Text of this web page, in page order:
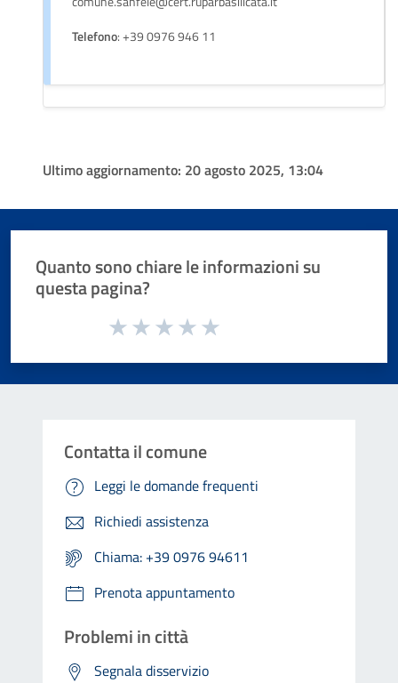
Telefono: +39 0976 946 11
Ultimo aggiornamento: 20 agosto 2025, 13:04
Quanto sono chiare le informazioni su
questa pagina?
Valuta da 1 a 5 stelle la pagina
Contatta il comune
Leggi le domande frequenti
Richiedi assistenza
Chiama: +39 0976 94611
Prenota appuntamento
Problemi in città
Segnala disservizio